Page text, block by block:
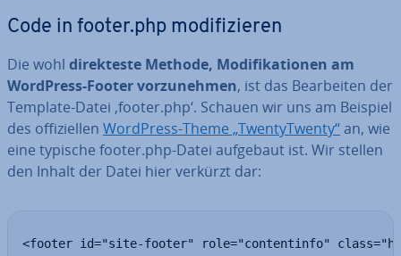
Code in footer.php mo­di­fi­zie­ren
Die wohl di­rek­tes­te Methode, Mo­di­fi­ka­tio­nen am
WordPress-Footer vor­zu­neh­men, ist das Be­ar­bei­ten der
Template-Datei ‚footer.php‘. Schauen wir uns am Beispiel
des of­fi­zi­el­len WordPress-Theme „Twen­tyT­wen­ty“an, wie
eine typische footer.php-Datei aufgebaut ist. Wir stellen
den Inhalt der Datei hier verkürzt dar:
<footer id="site-footer" role="contentinfo"